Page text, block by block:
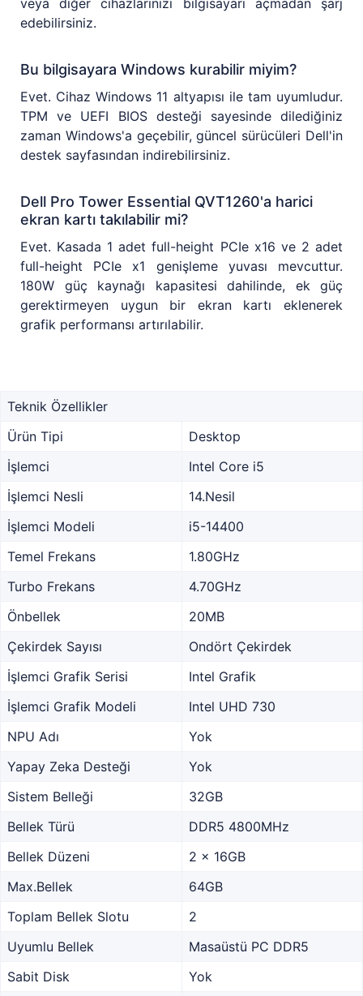
veya diğer cihazlarınızı bilgisayarı açmadan şarj
edebilirsiniz.
Bu bilgisayara Windows kurabilir miyim?
Evet. Cihaz Windows 11 altyapısı ile tam uyumludur.
TPM ve UEFI BIOS desteği sayesinde dilediğiniz
zaman Windows'a geçebilir, güncel sürücüleri Dell'in
destek sayfasından indirebilirsiniz.
Dell Pro Tower Essential QVT1260'a harici
ekran kartı takılabilir mi?
Evet. Kasada 1 adet full-height PCIe x16 ve 2 adet
full-height PCIe x1 genişleme yuvası mevcuttur.
180W güç kaynağı kapasitesi dahilinde, ek güç
gerektirmeyen uygun bir ekran kartı eklenerek
grafik performansı artırılabilir.
Teknik Özellikler
Ürün Tipi
Desktop
İşlemci
Intel Core i5
İşlemci Nesli
14.Nesil
İşlemci Modeli
i5-14400
Temel Frekans
1.80GHz
Turbo Frekans
4.70GHz
Önbellek
20MB
Çekirdek Sayısı
Ondört Çekirdek
İşlemci Grafik Serisi
Intel Grafik
İşlemci Grafik Modeli
Intel UHD 730
NPU Adı
Yok
Yapay Zeka Desteği
Yok
Sistem Belleği
32GB
Bellek Türü
DDR5 4800MHz
Bellek Düzeni
2 x 16GB
Max.Bellek
64GB
Toplam Bellek Slotu
2
Uyumlu Bellek
Masaüstü PC DDR5
Sabit Disk
Yok